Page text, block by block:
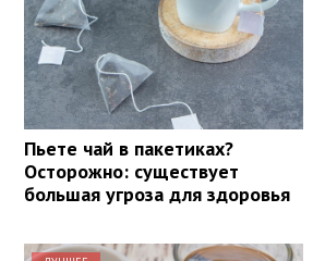
Пьете чай в пакетиках?
Осторожно: существует
большая угроза для здоровья